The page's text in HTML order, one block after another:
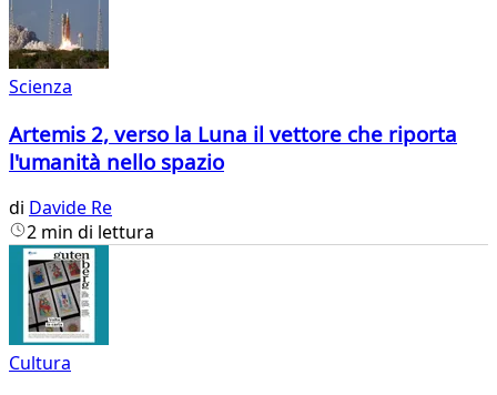
Scienza
Artemis 2, verso la Luna il vettore che riporta
l'umanità nello spazio
di Davide Re
2 min di lettura
Cultura